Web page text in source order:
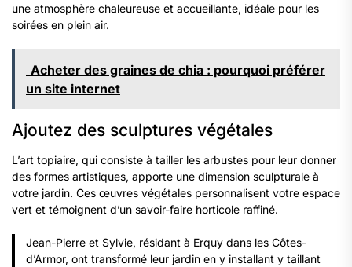
une atmosphère chaleureuse et accueillante, idéale pour les
soirées en plein air. ​
Acheter des graines de chia : pourquoi préférer
un site internet
Ajoutez des sculptures végétales
L’art topiaire, qui consiste à tailler les arbustes pour leur donner
des formes artistiques, apporte une dimension sculpturale à
votre jardin. Ces œuvres végétales personnalisent votre espace
vert et témoignent d’un savoir-faire horticole raffiné.
Jean-Pierre et Sylvie, résidant à Erquy dans les Côtes-
d’Armor, ont transformé leur jardin en y installant y taillant